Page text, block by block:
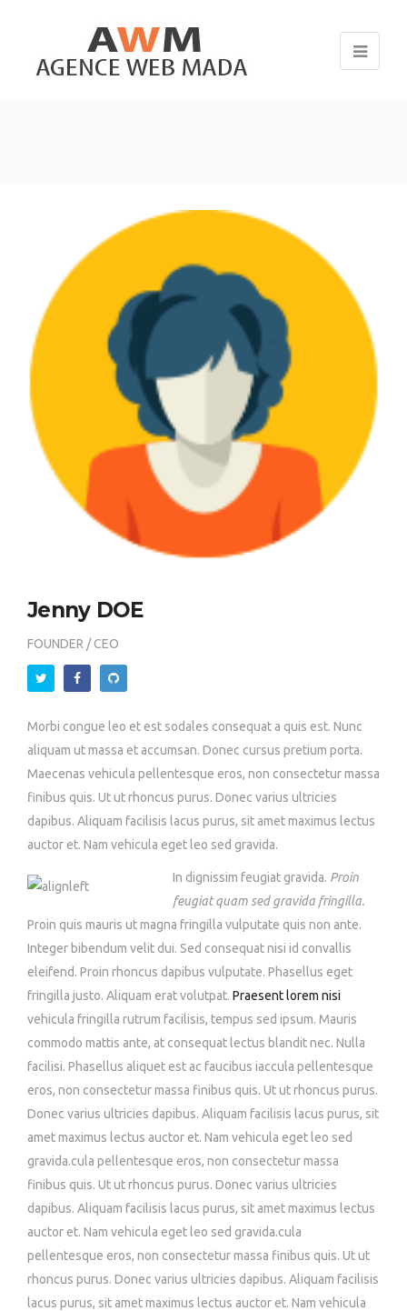
Jenny DOE
FOUNDER / CEO
Morbi congue leo et est sodales consequat a quis est. Nunc
aliquam ut massa et accumsan. Donec cursus pretium porta.
Maecenas vehicula pellentesque eros, non consectetur massa
finibus quis. Ut ut rhoncus purus. Donec varius ultricies
dapibus. Aliquam facilisis lacus purus, sit amet maximus lectus
auctor et. Nam vehicula eget leo sed gravida.
In dignissim feugiat gravida. Proin
feugiat quam sed gravida fringilla.
Proin quis mauris ut magna fringilla vulputate quis non ante.
Integer bibendum velit dui. Sed consequat nisi id convallis
eleifend. Proin rhoncus dapibus vulputate. Phasellus eget
fringilla justo. Aliquam erat volutpat. Praesent lorem nisi
vehicula fringilla rutrum facilisis, tempus sed ipsum. Mauris
commodo mattis ante, at consequat lectus blandit nec. Nulla
facilisi. Phasellus aliquet est ac faucibus iaccula pellentesque
eros, non consectetur massa finibus quis. Ut ut rhoncus purus.
Donec varius ultricies dapibus. Aliquam facilisis lacus purus, sit
amet maximus lectus auctor et. Nam vehicula eget leo sed
gravida.cula pellentesque eros, non consectetur massa
finibus quis. Ut ut rhoncus purus. Donec varius ultricies
dapibus. Aliquam facilisis lacus purus, sit amet maximus lectus
auctor et. Nam vehicula eget leo sed gravida.cula
pellentesque eros, non consectetur massa finibus quis. Ut ut
rhoncus purus. Donec varius ultricies dapibus. Aliquam facilisis
lacus purus, sit amet maximus lectus auctor et. Nam vehicula